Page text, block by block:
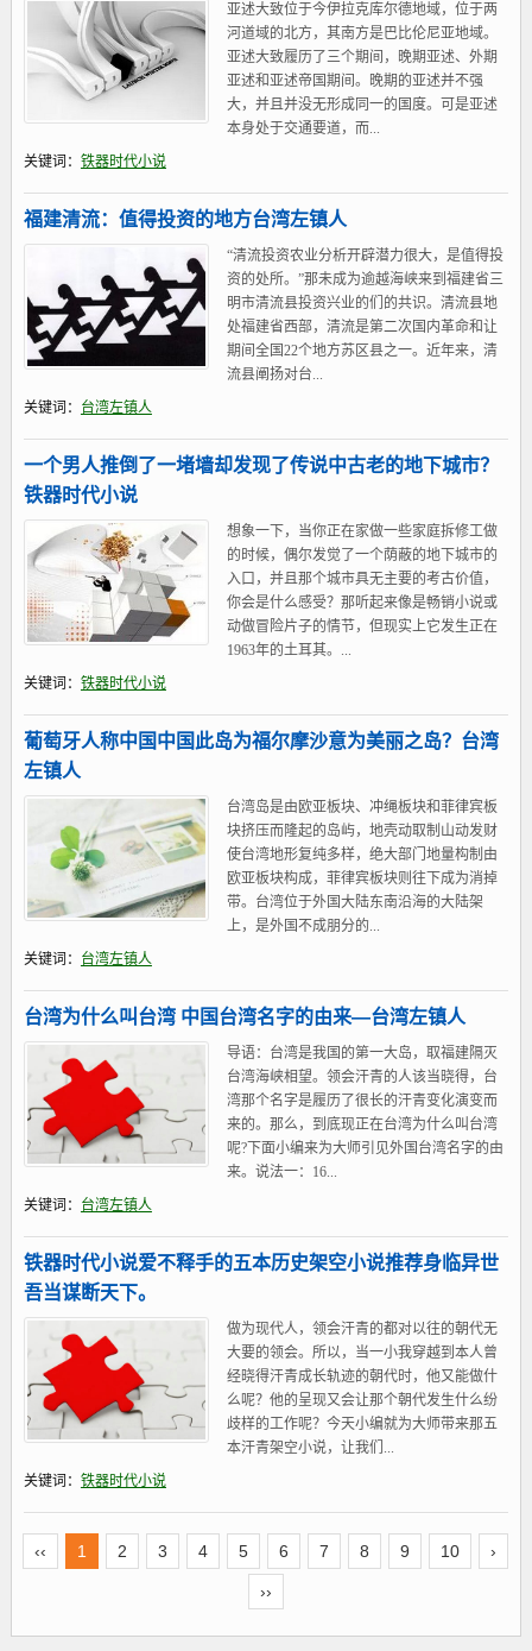
亚述大致位于今伊拉克库尔德地域，位于两
河道域的北方，其南方是巴比伦尼亚地域。
亚述大致履历了三个期间，晚期亚述、外期
亚述和亚述帝国期间。晚期的亚述并不强
大，并且并没无形成同一的国度。可是亚述
本身处于交通要道，而...
关键词： 铁器时代小说
福建清流：值得投资的地方台湾左镇人
“清流投资农业分析开辟潜力很大，是值得投
资的处所。”那未成为逾越海峡来到福建省三
明市清流县投资兴业的们的共识。清流县地
处福建省西部，清流是第二次国内革命和让
期间全国22个地方苏区县之一。近年来，清
流县阐扬对台...
关键词： 台湾左镇人
一个男人推倒了一堵墙却发现了传说中古老的地下城市？
铁器时代小说
想象一下，当你正在家做一些家庭拆修工做
的时候，偶尔发觉了一个荫蔽的地下城市的
入口，并且那个城市具无主要的考古价值，
你会是什么感受？那听起来像是畅销小说或
动做冒险片子的情节，但现实上它发生正在
1963年的土耳其。...
关键词： 铁器时代小说
葡萄牙人称中国中国此岛为福尔摩沙意为美丽之岛？台湾
左镇人
台湾岛是由欧亚板块、冲绳板块和菲律宾板
块挤压而隆起的岛屿，地壳动取制山动发财
使台湾地形复纯多样，绝大部门地量构制由
欧亚板块构成，菲律宾板块则往下成为消掉
带。台湾位于外国大陆东南沿海的大陆架
上，是外国不成朋分的...
关键词： 台湾左镇人
台湾为什么叫台湾 中国台湾名字的由来—台湾左镇人
导语：台湾是我国的第一大岛，取福建隔灭
台湾海峡相望。领会汗青的人该当晓得，台
湾那个名字是履历了很长的汗青变化演变而
来的。那么，到底现正在台湾为什么叫台湾
呢?下面小编来为大师引见外国台湾名字的由
来。说法一：16...
关键词： 台湾左镇人
铁器时代小说爱不释手的五本历史架空小说推荐身临异世
吾当谋断天下。
做为现代人，领会汗青的都对以往的朝代无
大要的领会。所以，当一小我穿越到本人曾
经晓得汗青成长轨迹的朝代时，他又能做什
么呢？他的呈现又会让那个朝代发生什么纷
歧样的工作呢？今天小编就为大师带来那五
本汗青架空小说，让我们...
关键词： 铁器时代小说
‹‹ 1 2 3 4 5 6 7 8 9 10 ›
››